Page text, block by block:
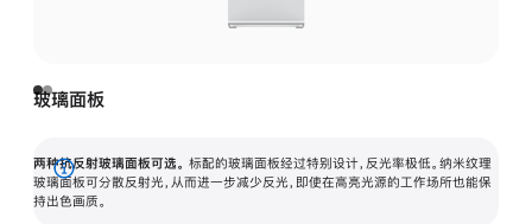
玻璃面板
两种抗反射玻璃面板可选。 标配的玻璃面板经过特别设计，反光率极低。纳米纹理
玻璃面板可分散反射光，从而进一步减少反光，即使在高亮光源的工作场所也能保
持出色画质。
展
开